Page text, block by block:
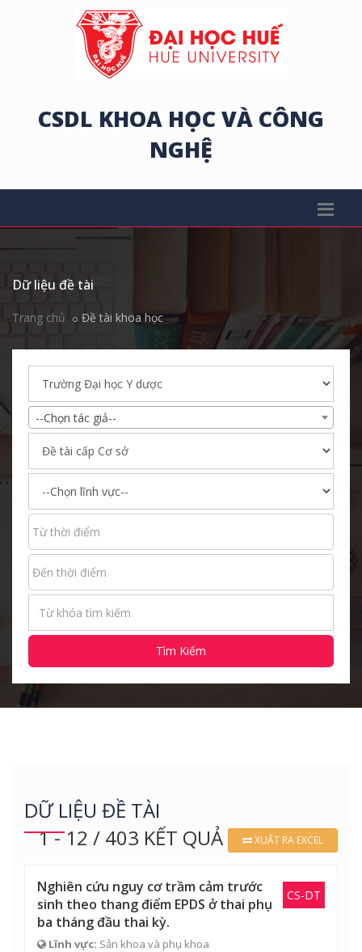
CSDL KHOA HỌC VÀ CÔNG
NGHỆ
Dữ liệu đề tài
Trang chủ Đề tài khoa học
--Chọn tác giả--
Tìm Kiếm
DỮ LIỆU ĐỀ TÀI
1 - 12 / 403 KẾT QUẢ
XUẤT RA EXCEL
CS-DT
Nghiên cứu nguy cơ trầm cảm trước
sinh theo thang điểm EPDS ở thai phụ
ba tháng đầu thai kỳ.
Lĩnh vực: Sản khoa và phụ khoa